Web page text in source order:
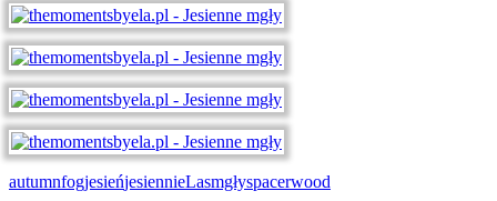
autumnfogjesieńjesiennieLasmgłyspacerwood